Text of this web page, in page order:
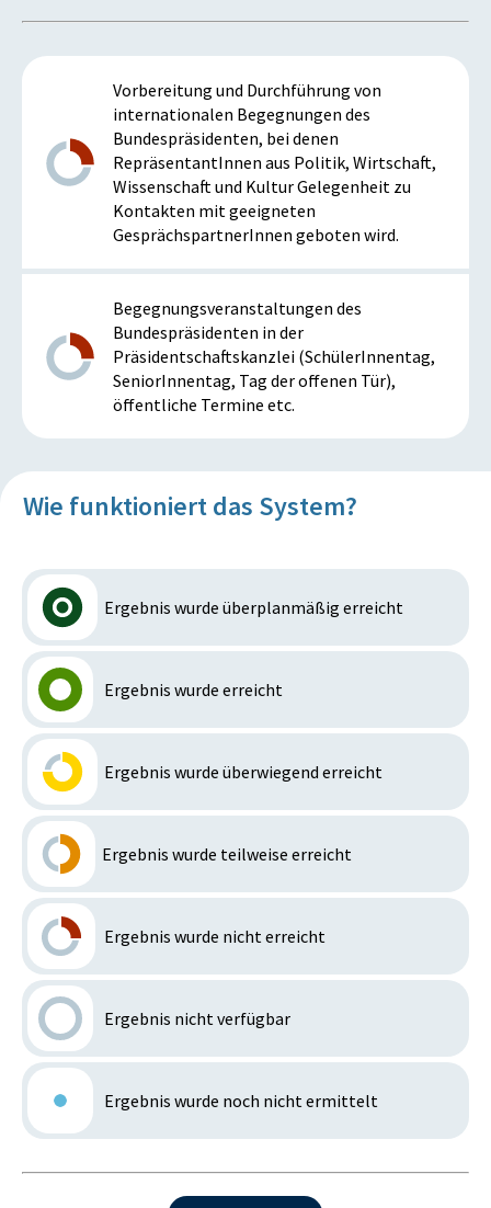
Vorbereitung und Durchführung von
internationalen Begegnungen des
Bundespräsidenten, bei denen
RepräsentantInnen aus Politik, Wirtschaft,
Wissenschaft und Kultur Gelegenheit zu
Kontakten mit geeigneten
GesprächspartnerInnen geboten wird.
Begegnungsveranstaltungen des
Bundespräsidenten in der
Präsidentschaftskanzlei (SchülerInnentag,
SeniorInnentag, Tag der offenen Tür),
öffentliche Termine etc.
Wie funktioniert das System?
Ergebnis wurde überplanmäßig erreicht
Ergebnis wurde erreicht
Ergebnis wurde überwiegend erreicht
Ergebnis wurde teilweise erreicht
Ergebnis wurde nicht erreicht
Ergebnis nicht verfügbar
Ergebnis wurde noch nicht ermittelt